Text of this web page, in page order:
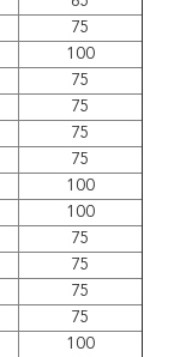
75
100
75
75
75
75
100
100
75
75
75
75
100